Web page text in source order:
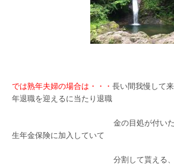
では熟年夫婦の場合は・・・ 長い間我慢して
年退職を迎えるに当たり退職
金の目処が付いたので決
生年金保険に加入していて
分割して貰える、財産分